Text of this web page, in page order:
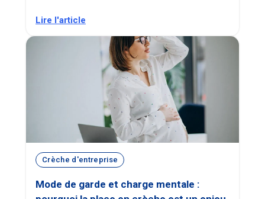
Lire l'article
Crèche d'entreprise
Mode de garde et charge mentale :